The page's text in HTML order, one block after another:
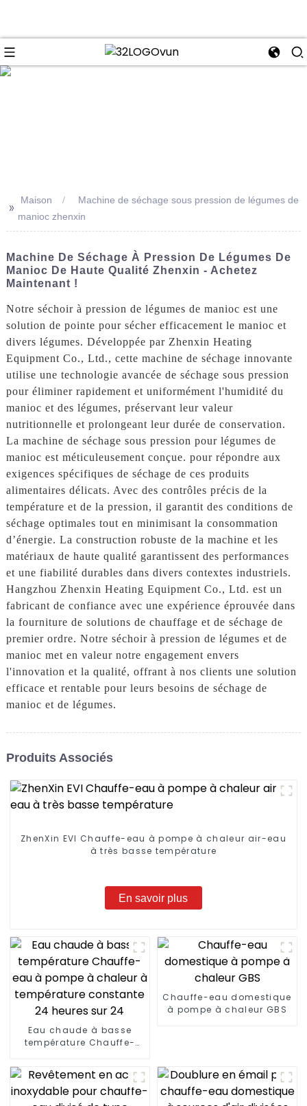
>> Maison
Machine de séchage sous pression de légumes de
manioc zhenxin
Machine De Séchage À Pression De Légumes De
Manioc De Haute Qualité Zhenxin - Achetez
Maintenant !
Notre séchoir à pression de légumes de manioc est une
solution de pointe pour sécher efficacement le manioc et
divers légumes. Développée par Zhenxin Heating
Equipment Co., Ltd., cette machine de séchage innovante
utilise une technologie avancée de séchage sous pression
pour éliminer rapidement et uniformément l'humidité du
manioc et des légumes, préservant leur valeur
nutritionnelle et prolongeant leur durée de conservation.
La machine de séchage sous pression pour légumes de
manioc est méticuleusement conçue. pour répondre aux
exigences spécifiques de séchage de ces produits
alimentaires délicats. Avec des contrôles précis de la
température et de la pression, il garantit des conditions de
séchage optimales tout en minimisant la consommation
d’énergie. La construction robuste de la machine et les
matériaux de haute qualité garantissent des performances
et une fiabilité durables dans divers contextes industriels.
Hangzhou Zhenxin Heating Equipment Co., Ltd. est un
fabricant de confiance avec une expérience éprouvée dans
la fourniture de solutions de chauffage et de séchage de
premier ordre. Notre séchoir à pression de légumes et de
manioc met en valeur notre engagement envers
l'innovation et la qualité, offrant à nos clients une solution
efficace et rentable pour leurs besoins de séchage de
manioc et de légumes.
Produits Associés
ZhenXin EVI Chauffe-eau à pompe à chaleur air-eau
à très basse température
En savoir plus
Eau chaude à basse
température Chauffe-
24 heures sur 24
Chauffe-eau domestique
à pompe à chaleur GBS